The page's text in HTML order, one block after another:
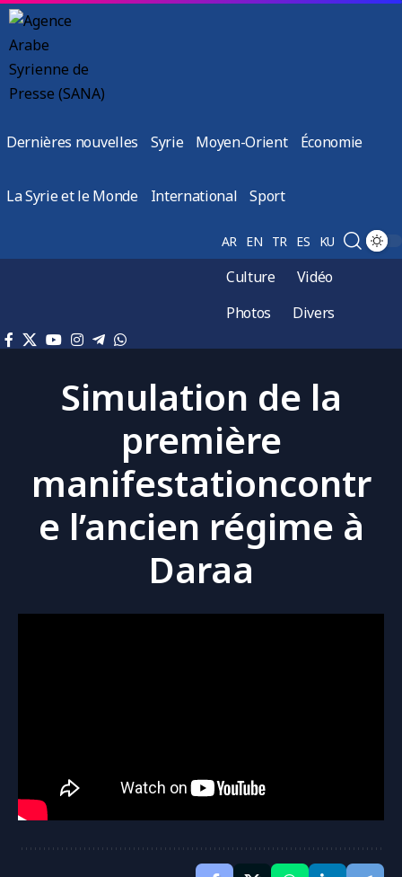
Dernières nouvelles Syrie Moyen-Orient Économie
La Syrie et le Monde International Sport
AR EN TR ES KU
Culture
Vidéo
Photos
Divers
Simulation de la
première
manifestationcontr
e l’ancien régime à
Daraa